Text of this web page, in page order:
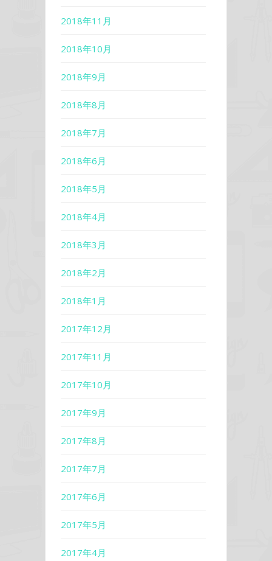
2018年11月
2018年10月
2018年9月
2018年8月
2018年7月
2018年6月
2018年5月
2018年4月
2018年3月
2018年2月
2018年1月
2017年12月
2017年11月
2017年10月
2017年9月
2017年8月
2017年7月
2017年6月
2017年5月
2017年4月